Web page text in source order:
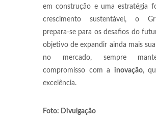
em construção e uma estratégia
crescimento sustentável, o
prepara-se para os desafios do
objetivo de expandir ainda mais
no mercado, sempre
compromisso com a inovação,
excelência.
Foto: Divulgação